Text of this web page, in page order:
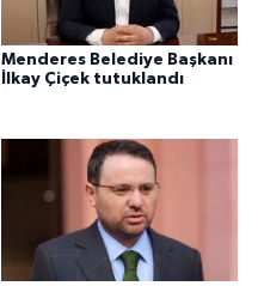
Menderes Belediye Başkanı
İlkay Çiçek tutuklandı